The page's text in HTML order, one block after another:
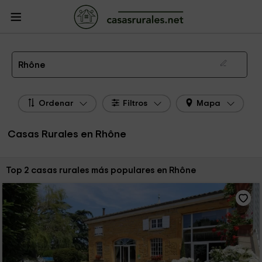
Casas Rurales Francia
Casas Rurales Rhône
Las 2 mejores casas rurales en Rhône de 2026
Rhône
Ordenar Filtros Mapa
Casas Rurales en Rhône
Ordenar por:
Top 2 casas rurales más populares en Rhône